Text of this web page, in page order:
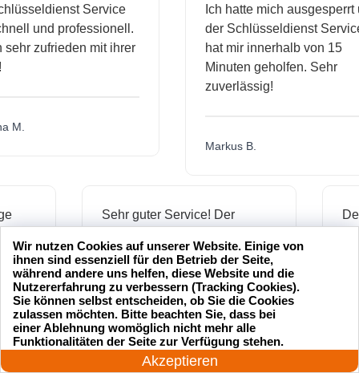
Service
und professionell.
zufrieden mit ihrer
Ich hatte mich ausgesperrt und
der Schlüsseldienst Service
hat mir innerhalb von 15
Minuten geholfen. Sehr
zuverlässig!
Markus B.
Sehr guter Service! Der
und hat mir schnell geholfen,
als ich meine Schlüssel
verloren hatte.
Jonas M.
24 Stunden am Tag
Akzeptieren
Wir nutzen Cookies auf unserer Website. Einige von
ihnen sind essenziell für den Betrieb der Seite,
während andere uns helfen, diese Website und die
Nutzererfahrung zu verbessern (Tracking Cookies).
Sie können selbst entscheiden, ob Sie die Cookies
zulassen möchten. Bitte beachten Sie, dass bei
einer Ablehnung womöglich nicht mehr alle
Funktionalitäten der Seite zur Verfügung stehen.